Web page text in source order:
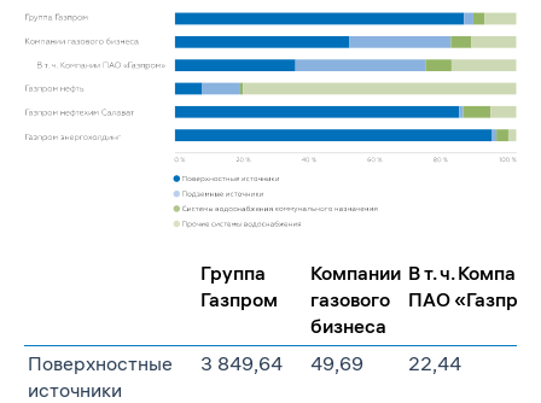
Группа
Газпром
Компании
газового
бизнеса
В т. ч.
ПАО
Поверхностные
источники
3 849,64 49,69 22,44